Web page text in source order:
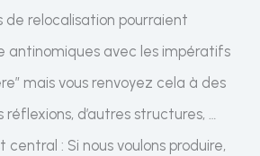
relocalisation pourraient
antinomiques avec les impératifs
mais vous renvoyez cela à des
d’autres structures, …
: Si nous voulons produire,